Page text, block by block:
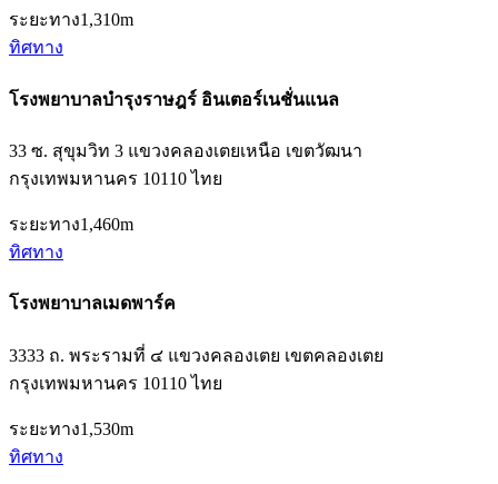
ระยะทาง1,310m
ทิศทาง
โรงพยาบาลบำรุงราษฎร์ อินเตอร์เนชั่นแนล
33 ซ. สุขุมวิท 3 แขวงคลองเตยเหนือ เขตวัฒนา
กรุงเทพมหานคร 10110 ไทย
ระยะทาง1,460m
ทิศทาง
โรงพยาบาลเมดพาร์ค
3333 ถ. พระรามที่ ๔ แขวงคลองเตย เขตคลองเตย
กรุงเทพมหานคร 10110 ไทย
ระยะทาง1,530m
ทิศทาง